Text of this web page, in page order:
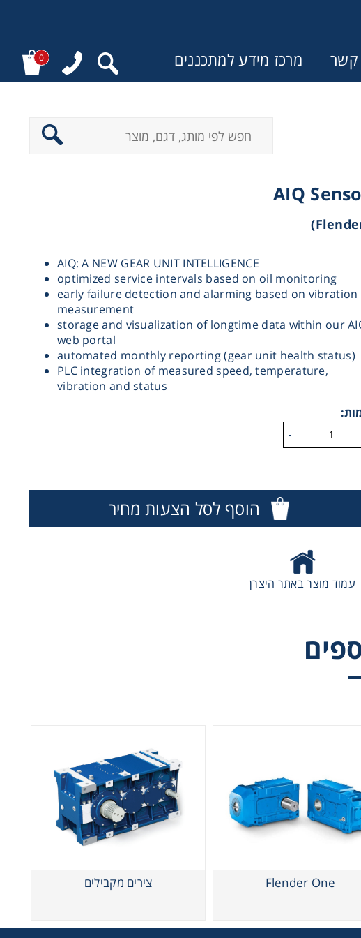
קשר מרכז מידע למתכננים 0
AIQ
AIQ: A NEW GEAR UNIT INTELLIGENCE
optimized service intervals based on oil monitoring
early failure detection and alarming based on vibration
measurement
storage and visualization of longtime data within our
web portal
automated monthly reporting (gear unit health status)
PLC integration of measured speed, temperature,
vibration and status
-
הוסף לסל הצעות מחיר
עמוד מוצר באתר היצרן
Flender One צירים מקבילים